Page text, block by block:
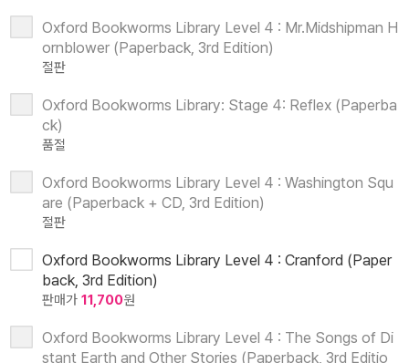
Oxford Bookworms Library Level 4 : Mr.Midshipman H
ornblower (Paperback, 3rd Edition)
절판
Oxford Bookworms Library: Stage 4: Reflex (Paperba
ck)
품절
Oxford Bookworms Library Level 4 : Washington Squ
are (Paperback + CD, 3rd Edition)
절판
Oxford Bookworms Library Level 4 : Cranford (Paper
back, 3rd Edition)
판매가 11,700원
Oxford Bookworms Library Level 4 : The Songs of Di
stant Earth and Other Stories (Paperback, 3rd Editio